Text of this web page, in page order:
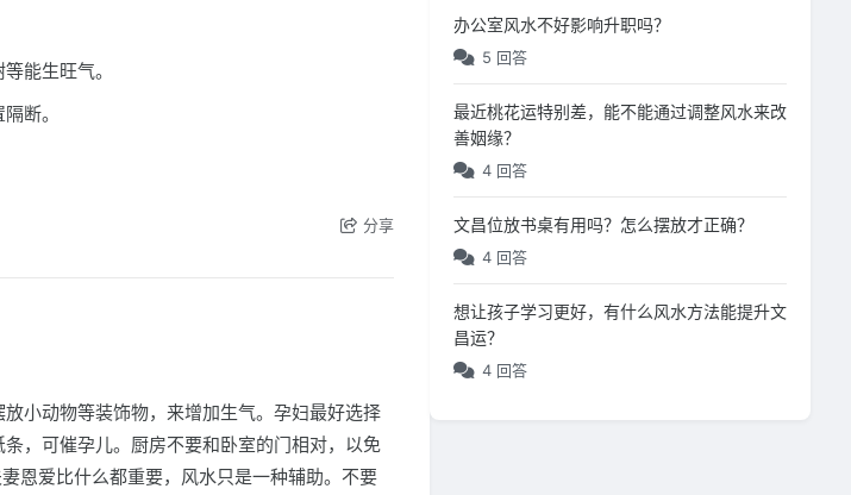
能生旺气。
断。
分享
小动物等装饰物，来增加生气。孕妇最好选择
，可催孕儿。厨房不要和卧室的门相对，以免
恩爱比什么都重要，风水只是一种辅助。不要
办公室风水不好影响升职吗？
5 回答
最近桃花运特别差，能不能通过调整风水来改
善姻缘？
4 回答
文昌位放书桌有用吗？怎么摆放才正确？
4 回答
想让孩子学习更好，有什么风水方法能提升文
昌运？
4 回答